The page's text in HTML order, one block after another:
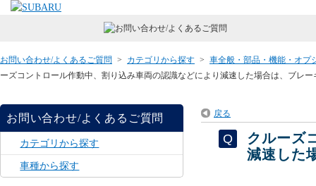
お問い合わせ/よくあるご質問 > カテゴリから探す > 車全般・部品・機能・オプ
ーズコントロール作動中、割り込み車両の認識などにより減速した場合は、ブレ
お問い合わせ/よくあるご質問
カテゴリから探す
車種から探す
戻る
クルーズ
減速した